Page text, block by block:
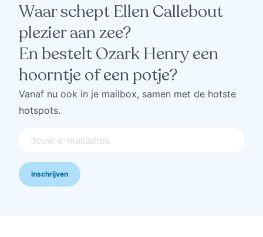
Waar schept Ellen Callebout
plezier aan zee?
En bestelt Ozark Henry een
hoorntje of een potje?
Vanaf nu ook in je mailbox, samen met de hotste
hotspots.
inschrijven